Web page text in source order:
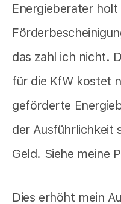
Energieberater
das zahl ich nicht.
für die KfW kostet
geförderte
der Ausführlichkeit
Geld. Siehe meine
Dies erhöht mein